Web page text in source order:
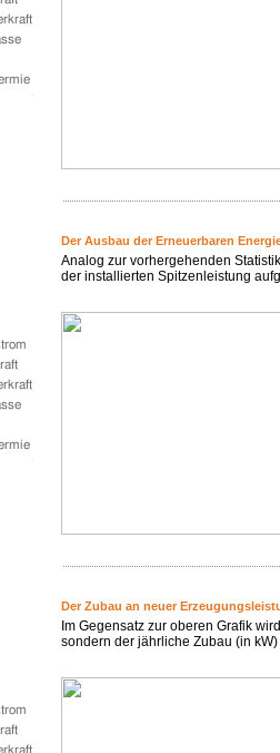
Der Ausbau der Erneuerbaren
Analog zur vorhergehenden
der installierten Spitzenleistung
Der Zubau an neuer
Im Gegensatz zur oberen Grafik
sondern der jährliche Zubau (in